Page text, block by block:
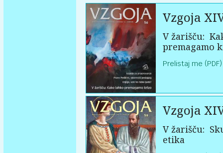
Vzgoja
V žarišču:
premagamo
Prelistaj me (PDF)
Vzgoja
V žarišču:
etika